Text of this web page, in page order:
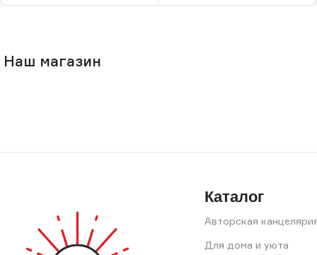
Наш магазин
Каталог
Авторская
Для дома и уюта